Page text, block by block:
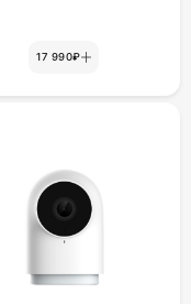
17 990₽